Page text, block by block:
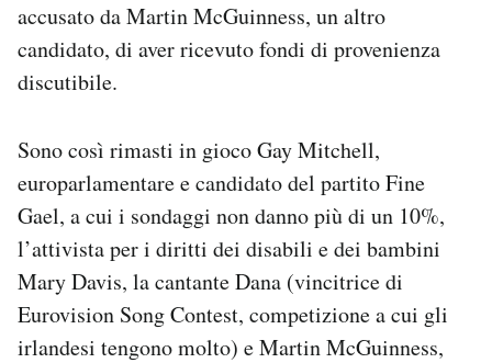
accusato da Martin McGuinness, un altro
candidato, di aver ricevuto fondi di provenienza
discutibile.
Sono così rimasti in gioco Gay Mitchell,
europarlamentare e candidato del partito Fine
Gael, a cui i sondaggi non danno più di un 10%,
l’attivista per i diritti dei disabili e dei bambini
Mary Davis, la cantante Dana (vincitrice di
Eurovision Song Contest, competizione a cui gli
irlandesi tengono molto) e Martin McGuinness,